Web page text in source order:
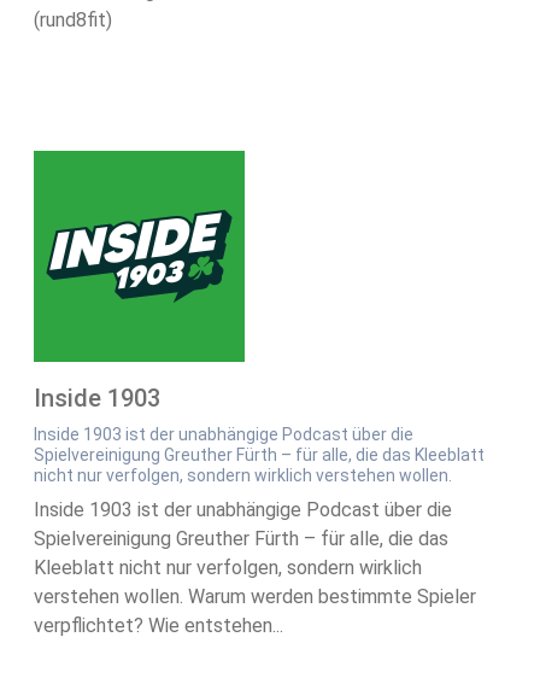
(rund8fit)
Inside 1903
Inside 1903 ist der unabhängige Podcast über die
Spielvereinigung Greuther Fürth – für alle, die das Kleeblatt
nicht nur verfolgen, sondern wirklich verstehen wollen.
Inside 1903 ist der unabhängige Podcast über die
Spielvereinigung Greuther Fürth – für alle, die das
Kleeblatt nicht nur verfolgen, sondern wirklich
verstehen wollen. Warum werden bestimmte Spieler
verpflichtet? Wie entstehen...